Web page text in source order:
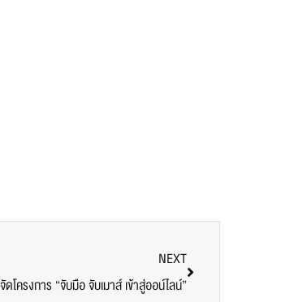
NEXT
ครงการ “จับมือ จับเมาส์ เข้าสู่ออน์ไลน์”